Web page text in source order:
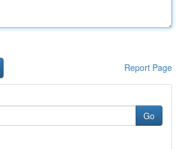
Report Page
Go